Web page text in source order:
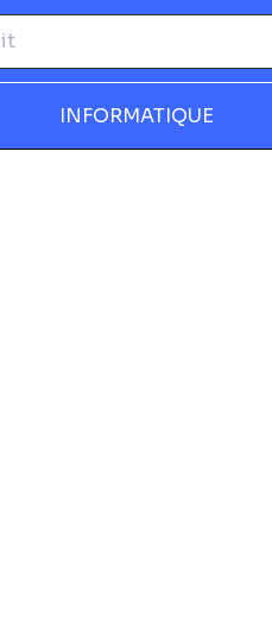
INFORMATIQUE
LIVE AT THE
à domicile : livraison
votre colis arrive à votre